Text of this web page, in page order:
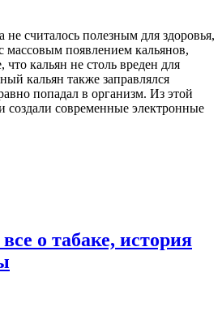
не считалось полезным для здоровья,
массовым появлением кальянов,
кальян не столь вреден для
кальян также заправлялся
попадал в организм. Из этой
современные электронные
о табаке, история